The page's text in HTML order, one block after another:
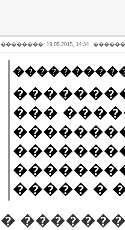
��������: 19.05.2015, 14:34 |
���
����� �
�